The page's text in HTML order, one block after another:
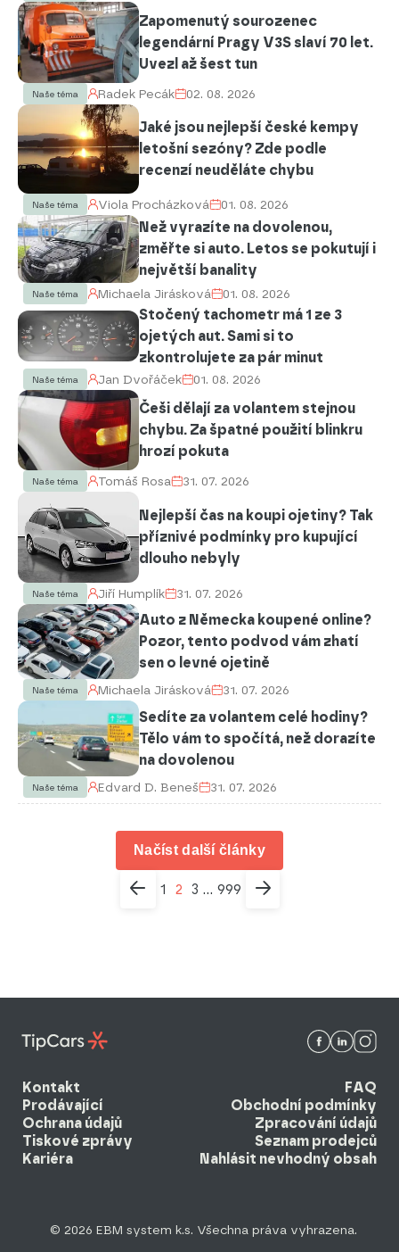
Zapomenutý sourozenec
legendární Pragy V3S slaví 70 let.
Uvezl až šest tun
Naše téma Radek Pecák 02. 08. 2026
Jaké jsou nejlepší české kempy
letošní sezóny? Zde podle
recenzí neuděláte chybu
Naše téma Viola Procházková 01. 08. 2026
Než vyrazíte na dovolenou,
změřte si auto. Letos se pokutují i
největší banality
Naše téma Michaela Jirásková 01. 08. 2026
Stočený tachometr má 1 ze 3
ojetých aut. Sami si to
zkontrolujete za pár minut
Naše téma Jan Dvořáček 01. 08. 2026
Češi dělají za volantem stejnou
chybu. Za špatné použití blinkru
hrozí pokuta
Naše téma Tomáš Rosa 31. 07. 2026
Nejlepší čas na koupi ojetiny? Tak
příznivé podmínky pro kupující
dlouho nebyly
Naše téma Jiří Humplík 31. 07. 2026
Auto z Německa koupené online?
Pozor, tento podvod vám zhatí
sen o levné ojetině
Naše téma Michaela Jirásková 31. 07. 2026
Sedíte za volantem celé hodiny?
Tělo vám to spočítá, než dorazíte
na dovolenou
Naše téma Edvard D. Beneš 31. 07. 2026
Načíst další články
1 2 3 ... 999
Kontakt
FAQ
Prodávající
Obchodní podmínky
Ochrana údajů
Zpracování údajů
Tiskové zprávy
Seznam prodejců
Kariéra
Nahlásit nevhodný obsah
© 2026 EBM system k.s. Všechna práva vyhrazena.